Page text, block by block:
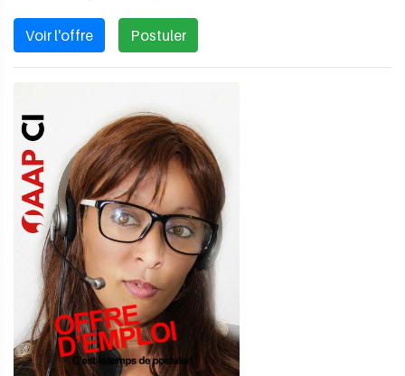
Voir l'offre Postuler